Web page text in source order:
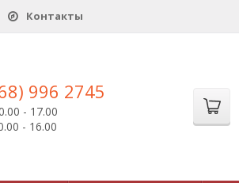
Контакты
996 2745
- 17.00
- 16.00